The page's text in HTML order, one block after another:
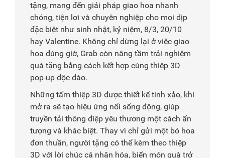
tặng, mang đến giải pháp giao hoa nhanh
chóng, tiện lợi và chuyên nghiệp cho mọi dịp
đặc biệt như sinh nhật, kỷ niệm, 8/3, 20/10
hay Valentine. Không chỉ dừng lại ở việc giao
hoa đúng giờ, Grab còn nâng tầm trải nghiệm
quà tặng bằng cách kết hợp cùng thiệp 3D
pop-up độc đáo.
Những tấm thiệp 3D được thiết kế tinh xảo, khi
mở ra sẽ tạo hiệu ứng nổi sống động, giúp
truyền tải thông điệp yêu thương một cách ấn
tượng và khác biệt. Thay vì chỉ gửi một bó hoa
đơn thuần, người tặng có thể kèm theo thiệp
3D với lời chúc cá nhân hóa, biến món quà trở